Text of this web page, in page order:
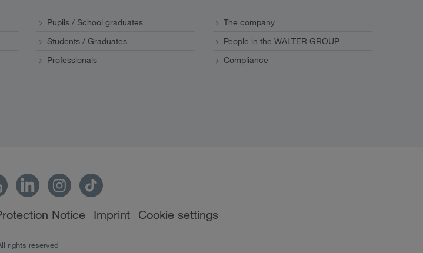
Pupils / School graduates
Students / Graduates
Professionals
The company
People in the WALTER GROUP
Compliance
Notice Imprint Cookie settings
rights reserved